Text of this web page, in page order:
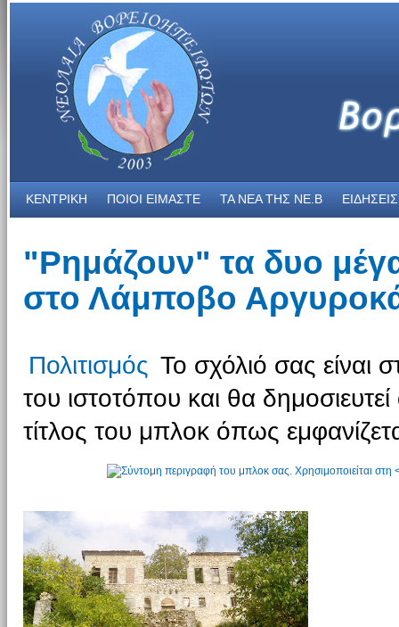
ΚΕΝΤΡΙΚΗ ΠΟΙΟΙ ΕΙΜΑΣΤΕ ΤΑ ΝΕΑ THΣ NE.B ΕΙΔΗΣΕΙΣ
"Ρημάζουν" τα δυο
στο Λάμποβο
Πολιτισμός Το σχόλιό σας είναι
του ιστοτόπου και θα
τίτλος του μπλοκ όπως